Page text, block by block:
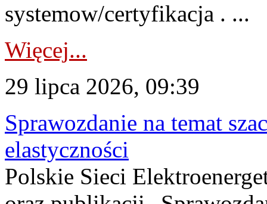
systemow/certyfikacja . ...
Więcej...
29 lipca 2026, 09:39
Sprawozdanie na temat
elastyczności
Polskie Sieci